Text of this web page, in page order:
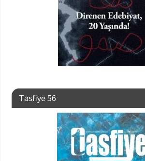
Tasfiye 56